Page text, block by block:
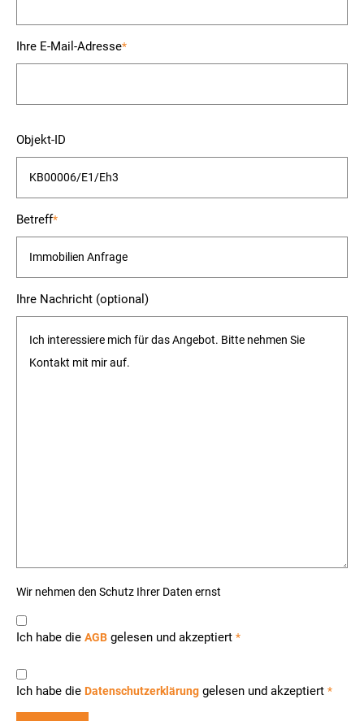
Ihre E-Mail-Adresse*
lasse
dieses
Feld
leer.
Objekt-ID
Betreff*
Ihre Nachricht (optional)
Wir nehmen den Schutz Ihrer Daten ernst
Ich habe die AGB gelesen und akzeptiert *
Ich habe die Datenschutzerklärung gelesen und akzeptiert *